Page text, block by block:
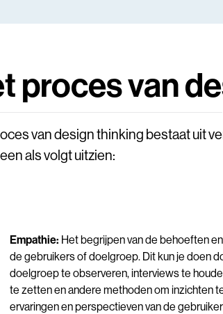
proces van
van design thinking bestaat uit
als volgt uitzien:
Empathie: Het begrijpen van de behoeften
de gebruikers of doelgroep. Dit kun je doen
doelgroep te observeren, interviews te
te zetten en andere methoden om inzichten
ervaringen en perspectieven van de